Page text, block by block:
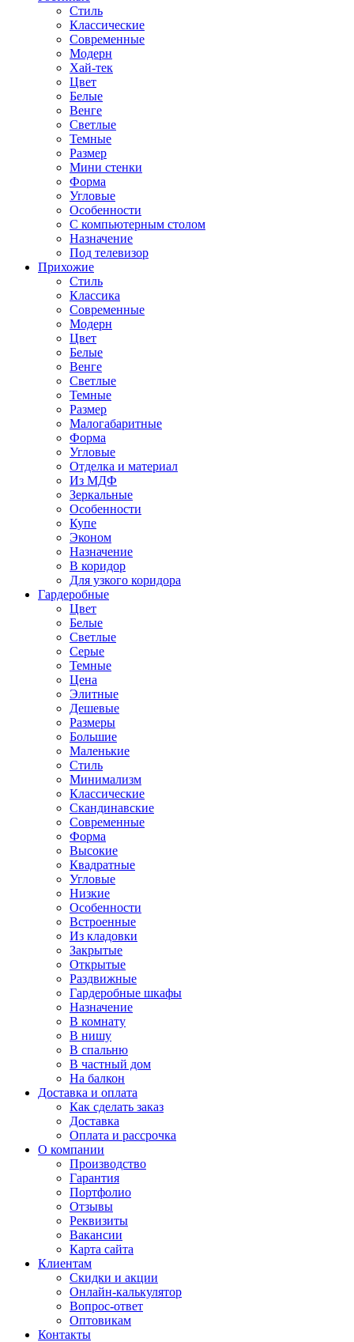
Стиль
Классические
Современные
Модерн
Хай-тек
Цвет
Белые
Венге
Светлые
Темные
Размер
Мини стенки
Форма
Угловые
Особенности
С компьютерным столом
Назначение
Под телевизор
Прихожие
Стиль
Классика
Современные
Модерн
Цвет
Белые
Венге
Светлые
Темные
Размер
Малогабаритные
Форма
Угловые
Отделка и материал
Из МДФ
Зеркальные
Особенности
Купе
Эконом
Назначение
В коридор
Для узкого коридора
Гардеробные
Цвет
Белые
Светлые
Серые
Темные
Цена
Элитные
Дешевые
Размеры
Большие
Маленькие
Стиль
Минимализм
Классические
Скандинавские
Современные
Форма
Высокие
Квадратные
Угловые
Низкие
Особенности
Встроенные
Из кладовки
Закрытые
Открытые
Раздвижные
Гардеробные шкафы
Назначение
В комнату
В нишу
В спальню
В частный дом
На балкон
Доставка и оплата
Как сделать заказ
Доставка
Оплата и рассрочка
О компании
Производство
Гарантия
Портфолио
Отзывы
Реквизиты
Вакансии
Карта сайта
Клиентам
Скидки и акции
Онлайн-калькулятор
Вопрос-ответ
Оптовикам
Контакты